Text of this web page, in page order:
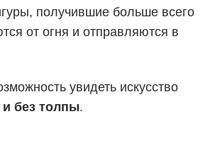
получившие больше всего
от огня и отправляются в
увидеть искусство
и без толпы.